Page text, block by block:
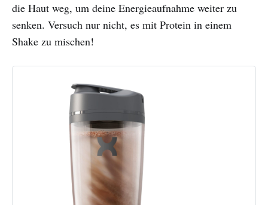
die Haut weg, um deine Energieaufnahme weiter zu
senken. Versuch nur nicht, es mit Protein in einem
Shake zu mischen!